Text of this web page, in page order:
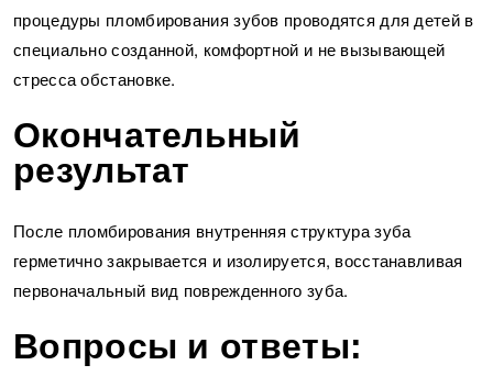
процедуры пломбирования зубов проводятся для детей в
специально созданной, комфортной и не вызывающей
стресса обстановке.
Окончательный
результат
После пломбирования внутренняя структура зуба
герметично закрывается и изолируется, восстанавливая
первоначальный вид поврежденного зуба.
Вопросы и ответы: